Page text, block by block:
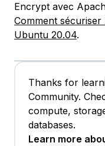
Encrypt avec
Comment sécuriser
Ubuntu 20.04.
Thanks for
Community.
compute,
databases.
Learn more